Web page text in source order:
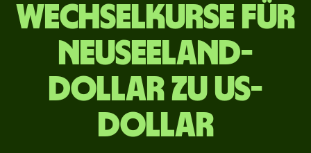
Wechselkurse für
Neuseeland-
Dollar zu US-
Dollar